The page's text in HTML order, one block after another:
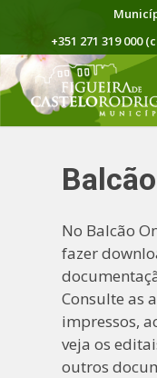
+351 271 319
No Balcão
fazer
Consulte as
impressos,
veja os
outros